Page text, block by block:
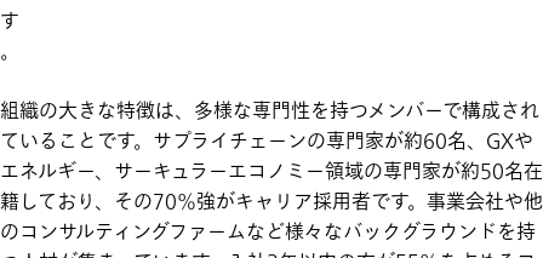
す
。
組織の大きな特徴は、多様な専門性を持つメンバーで構成され
ていることです。サプライチェーンの専門家が約60名、GXや
エネルギー、サーキュラーエコノミー領域の専門家が約50名在
籍しており、その70％強がキャリア採用者です。事業会社や他
のコンサルティングファームなど様々なバックグラウンドを持